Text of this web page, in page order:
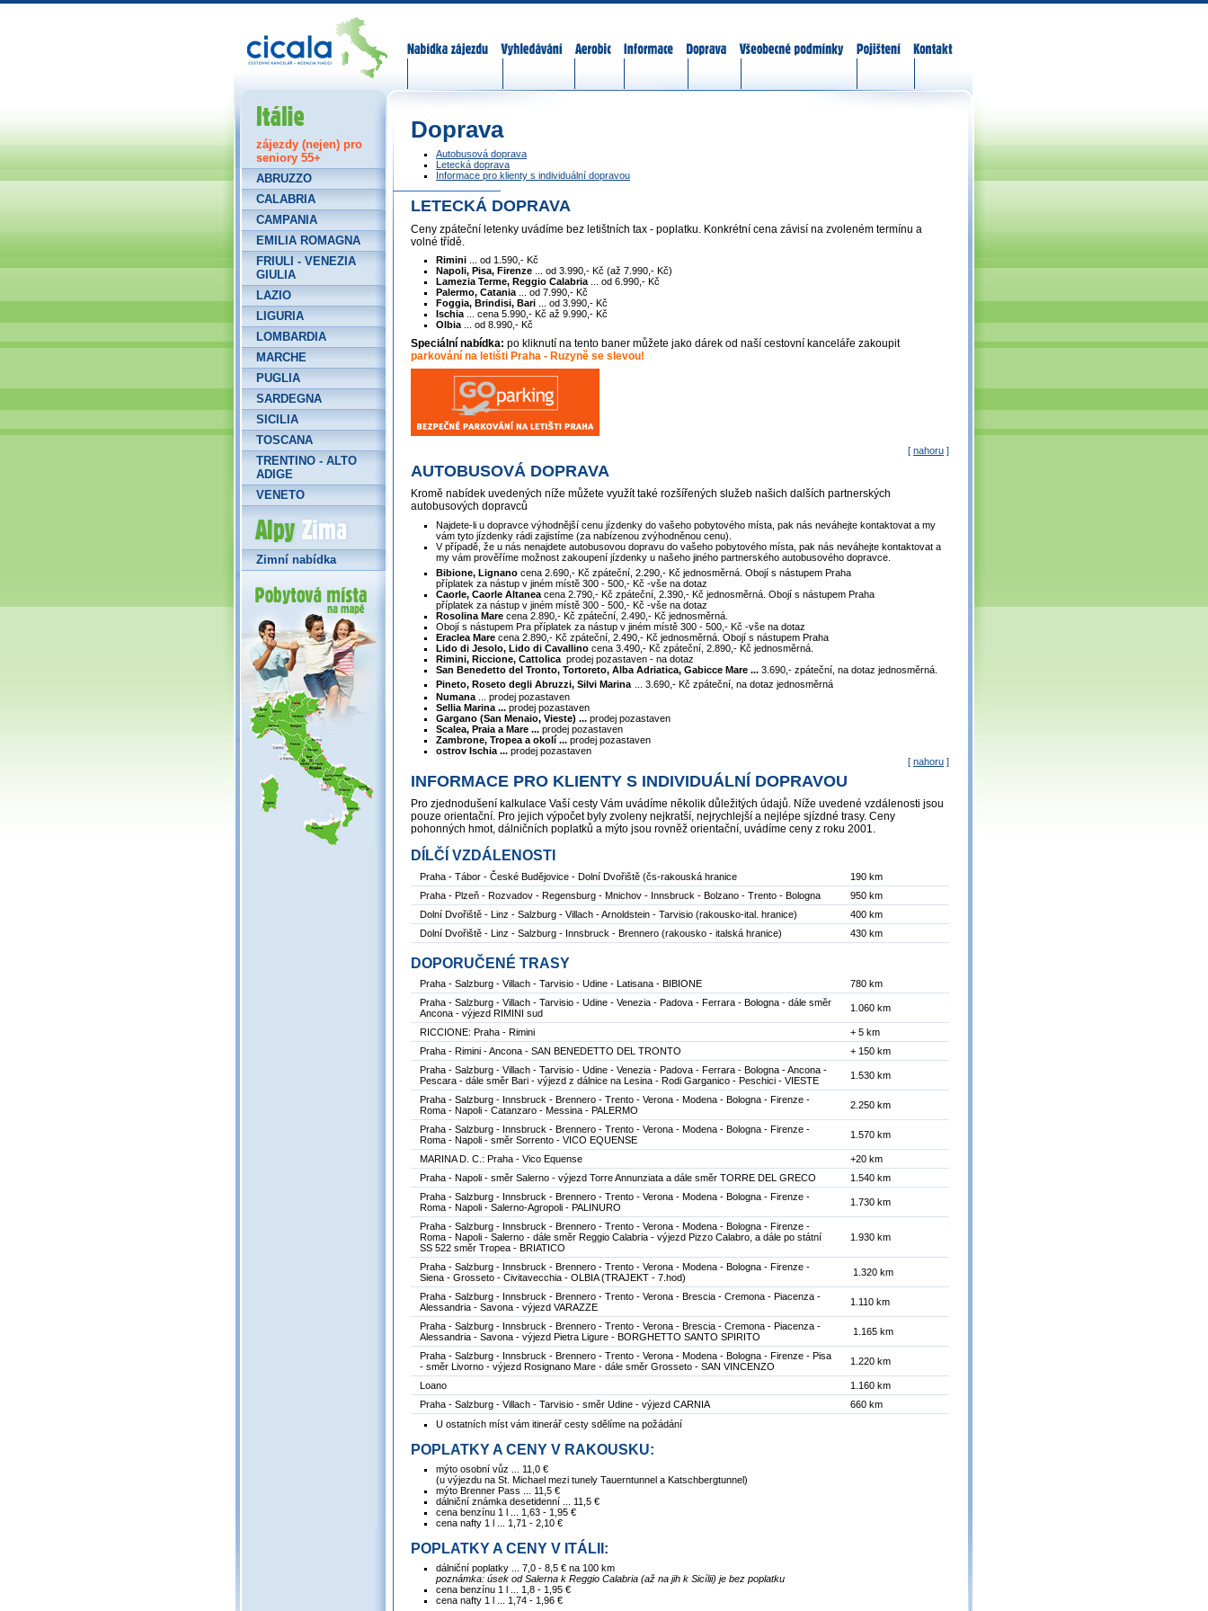
Doprava
Autobusová doprava
Letecká doprava
Informace pro klienty s individuální dopravou
LETECKÁ DOPRAVA
Ceny zpáteční letenky uvádíme bez letištních tax - poplatku. Konkrétní cena závisí na zvoleném termínu a
volné třídě.
Rimini
... od 1.590,- Kč
Napoli, Pisa, Firenze
... od 3.990,- Kč (až 7.990,- Kč)
Lamezia Terme, Reggio Calabria ... od 6.990,- Kč
Palermo, Catania ... od 7.990,- Kč
Foggia, Brindisi, Bari ... od 3.990,- Kč
Ischia ... cena 5.990,- Kč až 9.990,- Kč
Olbia ... od 8.990,- Kč
Speciální nabídka: po kliknutí na tento baner můžete jako dárek od naší cestovní kanceláře zakoupit
parkování na letišti Praha - Ruzyně se slevou!
[ nahoru ]
AUTOBUSOVÁ DOPRAVA
Kromě nabídek uvedených níže můžete využít také rozšířených služeb našich dalších partnerských
autobusových dopravců
Najdete-li u dopravce výhodnější cenu jízdenky do vašeho pobytového místa, pak nás neváhejte kontaktovat a my
vám tyto jízdenky rádi zajistíme (za nabízenou zvýhodněnou cenu).
V případě, že u nás nenajdete autobusovou dopravu do vašeho pobytového místa, pak nás neváhejte kontaktovat a
my vám prověříme možnost zakoupení jízdenky u našeho jiného partnerského autobusového dopravce.
Bibione, Lignano cena 2.690,- Kč zpáteční, 2.290,- Kč jednosměrná. Obojí s nástupem Praha
příplatek za nástup v jiném místě 300 - 500,- Kč -vše na dotaz
Caorle, Caorle Altanea cena 2.790,- Kč zpáteční, 2.390,- Kč jednosměrná. Obojí s nástupem Praha
příplatek za nástup v jiném místě 300 - 500,- Kč -vše na dotaz
Rosolina Mare cena 2.890,- Kč zpáteční, 2.490,- Kč jednosměrná.
Obojí s nástupem Pra příplatek za nástup v jiném místě 300 - 500,- Kč -vše na dotaz
Eraclea Mare cena 2.890,- Kč zpáteční, 2.490,- Kč jednosměrná. Obojí s nástupem Praha
Lido di Jesolo, Lido di Cavallino cena 3.490,- Kč zpáteční, 2.890,- Kč jednosměrná.
Rimini, Riccione, Cattolica prodej pozastaven - na dotaz
San Benedetto del Tronto, Tortoreto, Alba Adriatica, Gabicce Mare ... 3.690,- zpáteční, na dotaz jednosměrná.
Pineto, Roseto degli Abruzzi, Silvi Marina
... 3.690,- Kč zpáteční, na dotaz jednosměrná
Numana ... prodej pozastaven
Sellia Marina ... prodej pozastaven
Gargano (San Menaio, Vieste) ... prodej pozastaven
Scalea, Praia a Mare ... prodej pozastaven
Zambrone, Tropea a okolí ... prodej pozastaven
ostrov Ischia ... prodej pozastaven
[ nahoru ]
INFORMACE PRO KLIENTY S INDIVIDUÁLNÍ DOPRAVOU
Pro zjednodušení kalkulace Vaší cesty Vám uvádíme několik důležitých údajů. Níže uvedené vzdálenosti jsou
pouze orientační. Pro jejich výpočet byly zvoleny nejkratší, nejrychlejší a nejlépe sjízdné trasy. Ceny
pohonných hmot, dálničních poplatků a mýto jsou rovněž orientační, uvádíme ceny z roku 2001.
DÍLČÍ VZDÁLENOSTI
Praha - Tábor - České Budějovice - Dolní Dvořiště (čs-rakouská hranice
190 km
Praha - Plzeň - Rozvadov - Regensburg - Mnichov - Innsbruck - Bolzano - Trento - Bologna
950 km
Dolní Dvořiště - Linz - Salzburg - Villach - Arnoldstein - Tarvisio (rakousko-ital. hranice)
400 km
Dolní Dvořiště - Linz - Salzburg - Innsbruck - Brennero (rakousko - italská hranice)
430 km
DOPORUČENÉ TRASY
Praha - Salzburg - Villach - Tarvisio - Udine - Latisana - BIBIONE
780 km
Praha - Salzburg - Villach - Tarvisio - Udine - Venezia - Padova - Ferrara - Bologna - dále směr
Ancona - výjezd RIMINI sud
1.060 km
RICCIONE: Praha - Rimini
+ 5 km
Praha - Rimini - Ancona - SAN BENEDETTO DEL TRONTO
+ 150 km
Praha - Salzburg - Villach - Tarvisio - Udine - Venezia - Padova - Ferrara - Bologna - Ancona -
Pescara - dále směr Bari - výjezd z dálnice na Lesina - Rodi Garganico - Peschici - VIESTE
1.530 km
Praha - Salzburg - Innsbruck - Brennero - Trento - Verona - Modena - Bologna - Firenze -
Roma - Napoli - Catanzaro - Messina - PALERMO
2.250 km
Praha - Salzburg - Innsbruck - Brennero - Trento - Verona - Modena - Bologna - Firenze -
Roma - Napoli - směr Sorrento - VICO EQUENSE
1.570 km
MARINA D. C.: Praha - Vico Equense
+20 km
Praha - Napoli - směr Salerno - výjezd Torre Annunziata a dále směr TORRE DEL GRECO
1.540 km
Praha - Salzburg - Innsbruck - Brennero - Trento - Verona - Modena - Bologna - Firenze -
Roma - Napoli - Salerno-Agropoli - PALINURO
1.730 km
Praha - Salzburg - Innsbruck - Brennero - Trento - Verona - Modena - Bologna - Firenze -
Roma - Napoli - Salerno - dále směr Reggio Calabria - výjezd Pizzo Calabro, a dále po státní
SS 522 směr Tropea - BRIATICO
1.930 km
Praha - Salzburg - Innsbruck - Brennero - Trento - Verona - Modena - Bologna - Firenze -
Siena - Grosseto - Civitavecchia - OLBIA (TRAJEKT - 7.hod)
1.320 km
Praha - Salzburg - Innsbruck - Brennero - Trento - Verona - Brescia - Cremona - Piacenza -
Alessandria - Savona - výjezd VARAZZE
1.110 km
Praha - Salzburg - Innsbruck - Brennero - Trento - Verona - Brescia - Cremona - Piacenza -
Alessandria - Savona - výjezd Pietra Ligure - BORGHETTO SANTO SPIRITO
1.165 km
Praha - Salzburg - Innsbruck - Brennero - Trento - Verona - Modena - Bologna - Firenze - Pisa
- směr Livorno - výjezd Rosignano Mare - dále směr Grosseto - SAN VINCENZO
1.220 km
Loano
1.160 km
Praha - Salzburg - Villach - Tarvisio - směr Udine - výjezd CARNIA
660 km
U ostatních míst vám itinerář cesty sdělíme na požádání
POPLATKY A CENY V RAKOUSKU:
mýto osobní vůz ... 11,0 €
(u výjezdu na St. Michael mezi tunely Tauerntunnel a Katschbergtunnel)
mýto Brenner Pass ... 11,5 €
dálniční známka desetidenní ... 11,5 €
cena benzínu 1 l ... 1,63 - 1,95 €
cena nafty 1 l ... 1,71 - 2,10 €
POPLATKY A CENY V ITÁLII:
dálniční poplatky ... 7,0 - 8,5 € na 100 km
poznámka: úsek od Salerna k Reggio Calabria (až na jih k Sicílii) je bez poplatku
cena benzínu 1 l ... 1,8 - 1,95 €
cena nafty 1 l ... 1,74 - 1,96 €
Itálie
zájezdy (nejen) pro
seniory 55+
ABRUZZO
CALABRIA
CAMPANIA
EMILIA ROMAGNA
FRIULI - VENEZIA
GIULIA
LAZIO
LIGURIA
LOMBARDIA
MARCHE
PUGLIA
SARDEGNA
SICILIA
TOSCANA
TRENTINO - ALTO
ADIGE
VENETO
Alpy Zima
Zimní nabídka